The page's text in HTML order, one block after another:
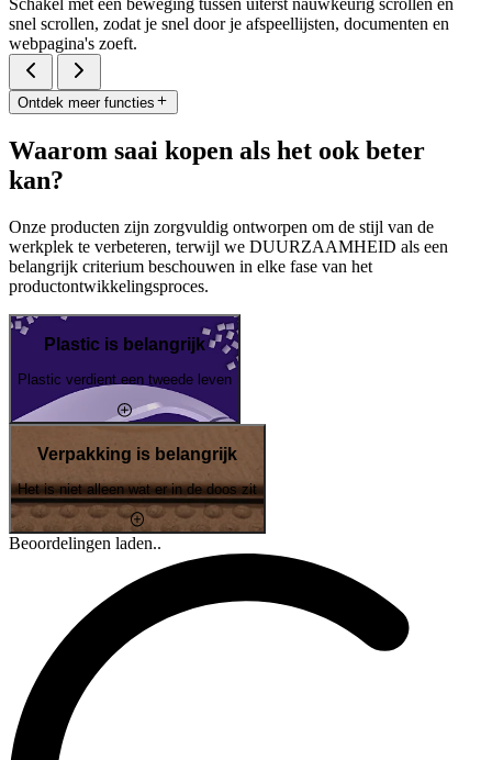
Schakel met één beweging tussen uiterst nauwkeurig scrollen en
snel scrollen, zodat je snel door je afspeellijsten, documenten en
webpagina's zoeft.
Ontdek meer functies
Waarom saai kopen als het ook beter
kan?
Onze producten zijn zorgvuldig ontworpen om de stijl van de
werkplek te verbeteren, terwijl we DUURZAAMHEID als een
belangrijk criterium beschouwen in elke fase van het
productontwikkelingsproces.
Plastic is belangrijk
Plastic verdient een tweede leven
Verpakking is belangrijk
Het is niet alleen wat er in de doos zit
Beoordelingen laden..